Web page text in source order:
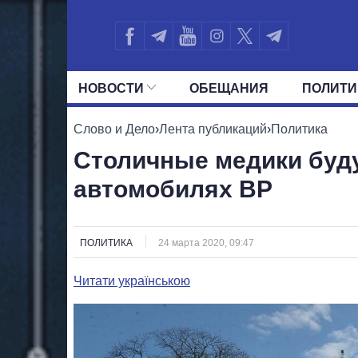
НОВОСТИ ОБЕЩАНИЯ
ВСЕ ПОЛИТИКИ ПРЕЗИДЕНТ И
Слово и Дело›Лента публикаций›Политика
Столичные медики
автомобилях ВР
ПОЛИТИКА 24 марта 2020, 09:47
Читати українською